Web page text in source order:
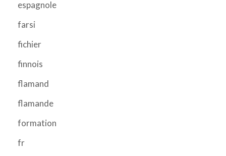
espagnole
farsi
fichier
finnois
flamand
flamande
formation
fr